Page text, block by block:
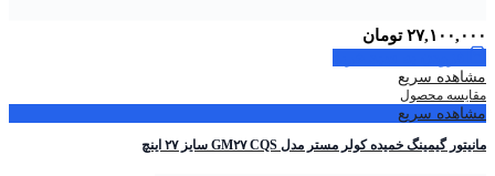
۲۷,۱۰۰,۰۰۰ تومان
مشاهده سریع
مقایسه محصول
مشاهده سریع
مانیتور گیمینگ خمیده کولر مستر مدل GM۲۷ CQS سایز ۲۷ اینچ